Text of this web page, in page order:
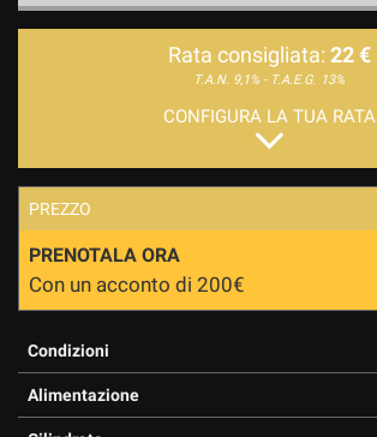
Rata consigliata: 22 €
T.A.N. 9,1% - T.A.E.G. 13%
CONFIGURA LA TUA RATA
PREZZO
PRENOTALA ORA
Con un acconto di 200€
Condizioni
Alimentazione